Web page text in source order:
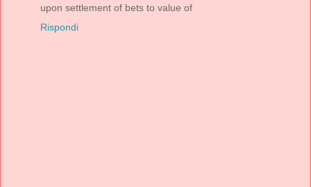
upon settlement of bets to value of
Rispondi